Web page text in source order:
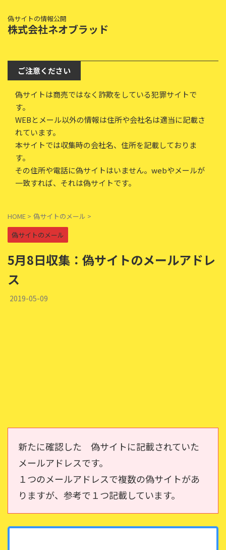
偽サイトの情報公開
株式会社ネオブラッド
ご注意ください
偽サイトは商売ではなく詐欺をしている犯罪サイトで
す。
WEBとメール以外の情報は住所や会社名は適当に記載さ
れています。
本サイトでは収集時の会社名、住所を記載しておりま
す。
その住所や電話に偽サイトはいません。webやメールが
一致すれば、それは偽サイトです。
HOME > 偽サイトのメール >
偽サイトのメール
5月8日収集：偽サイトのメールアドレ
ス
2019-05-09
新たに確認した 偽サイトに記載されていた
メールアドレスです。
１つのメールアドレスで複数の偽サイトがあ
りますが、参考で１つ記載しています。